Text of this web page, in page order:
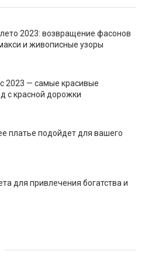
2023: возвращение фасонов
и живописные узоры
2023 — самые красивые
с красной дорожки
платье подойдет для вашего
для привлечения богатства и
комментарий